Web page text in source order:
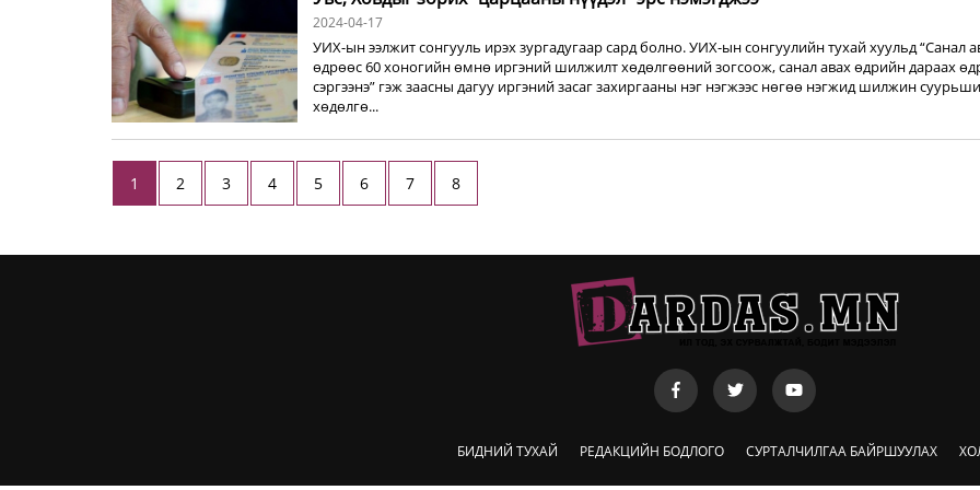
2024-04-17
УИХ-ын ээлжит сонгууль ирэх зургадугаар сард болно. УИХ-ын сонгуулийн тухай хуульд “Санал
өдрөөс 60 хоногийн өмнө иргэний шилжилт хөдөлгөөний зогсоож, санал авах өдрийн дараах
сэргээнэ” гэж заасны дагуу иргэний засаг захиргааны нэг нэгжээс нөгөө нэгжид шилжин
хөдөлгө...
1 2 3 4 5 6 7 8
БИДНИЙ ТУХАЙ РЕДАКЦИЙН БОДЛОГО СУРТАЛЧИЛГАА БАЙРШУУЛАХ